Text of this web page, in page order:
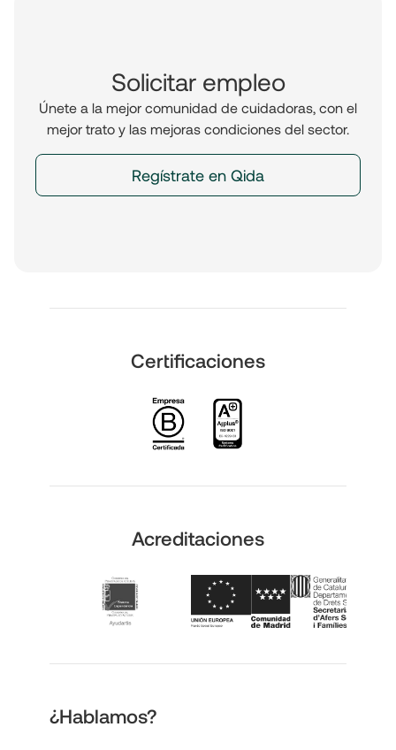
Solicitar empleo
Únete a la mejor comunidad de cuidadoras, con el
mejor trato y las mejoras condiciones del sector.
Regístrate en Qida
Certificaciones
Acreditaciones
¿Hablamos?